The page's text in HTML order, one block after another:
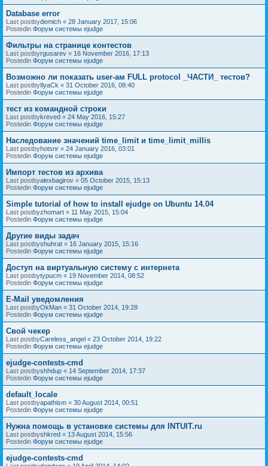
Database error
Last postbydemich « 28 January 2017, 15:06
Postedin Форум системы ejudge
Фильтры на странице контестов
Last postbyrgusarev « 16 November 2016, 17:13
Postedin Форум системы ejudge
Возможно ли показать user-ам FULL protocol _ЧАСТИ_ тестов?
Last postbyIlyaCk « 31 October 2016, 08:40
Postedin Форум системы ejudge
тест из командной строки
Last postbykreved « 24 May 2016, 15:27
Postedin Форум системы ejudge
Наследование значений time_limit и time_limit_millis
Last postbyhotsnr « 24 January 2016, 03:01
Postedin Форум системы ejudge
Импорт тестов из архива
Last postbyalexbagirov « 05 October 2015, 15:13
Postedin Форум системы ejudge
Simple tutorial of how to install ejudge on Ubuntu 14.04
Last postbyzhomart « 11 May 2015, 15:04
Postedin Форум системы ejudge
Другие виды задач
Last postbyshuhrat « 16 January 2015, 15:16
Postedin Форум системы ejudge
Доступ на виртуальную систему с интернета
Last postbytypucm « 19 November 2014, 08:52
Postedin Форум системы ejudge
E-Mail уведомления
Last postbyOkMan « 31 October 2014, 19:28
Postedin Форум системы ejudge
Свой чекер
Last postbyCareless_angel « 23 October 2014, 19:22
Postedin Форум системы ejudge
ejudge-contests-cmd
Last postbyshhdup « 14 September 2014, 17:37
Postedin Форум системы ejudge
default_locale
Last postbyapathism « 30 August 2014, 00:51
Postedin Форум системы ejudge
Нужна помощь в установке системы для INTUIT.ru
Last postbyshkred « 13 August 2014, 15:56
Postedin Форум системы ejudge
ejudge-contests-cmd